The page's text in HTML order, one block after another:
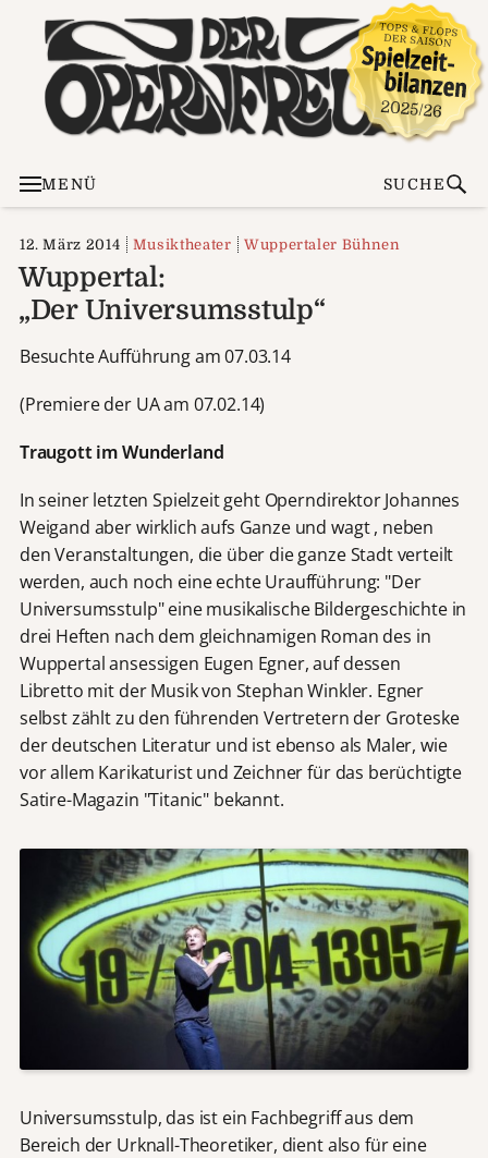
MENÜ SUCHE
12. März 2014 Musiktheater Wuppertaler Bühnen
Wuppertal:
„Der Universumsstulp“
Besuchte Aufführung am 07.03.14
(Premiere der UA am 07.02.14)
Traugott im Wunderland
In seiner letzten Spielzeit geht Operndirektor Johannes
Weigand aber wirklich aufs Ganze und wagt , neben
den Veranstaltungen, die über die ganze Stadt verteilt
werden, auch noch eine echte Uraufführung: "Der
Universumsstulp" eine musikalische Bildergeschichte in
drei Heften nach dem gleichnamigen Roman des in
Wuppertal ansessigen Eugen Egner, auf dessen
Libretto mit der Musik von Stephan Winkler. Egner
selbst zählt zu den führenden Vertretern der Groteske
der deutschen Literatur und ist ebenso als Maler, wie
vor allem Karikaturist und Zeichner für das berüchtigte
Satire-Magazin "Titanic" bekannt.
Universumsstulp, das ist ein Fachbegriff aus dem
Bereich der Urknall-Theoretiker, dient also für eine